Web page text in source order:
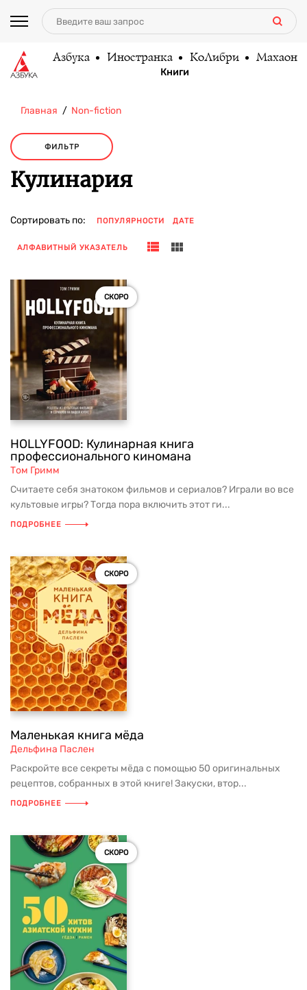
Азбука Иностранка КоЛибри Махаон
Книги
Главная Non-fiction
ФИЛЬТР
Кулинария
Сортировать по: ПОПУЛЯРНОСТИ ДАТЕ
АЛФАВИТНЫЙ УКАЗАТЕЛЬ
СКОРО
HOLLYFOOD: Кулинарная книга
профессионального киномана
Том Гримм
Считаете себя знатоком фильмов и сериалов? Играли во все
культовые игры? Тогда пора включить этот ги...
ПОДРОБНЕЕ
СКОРО
Маленькая книга мёда
Дельфина Паслен
Раскройте все секреты мёда с помощью 50 оригинальных
рецептов, собранных в этой книге! Закуски, втор...
ПОДРОБНЕЕ
СКОРО